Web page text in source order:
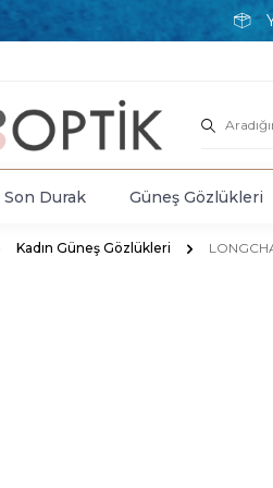
Durak Güneş Gözlükleri
Kadın Güneş Gözlükleri